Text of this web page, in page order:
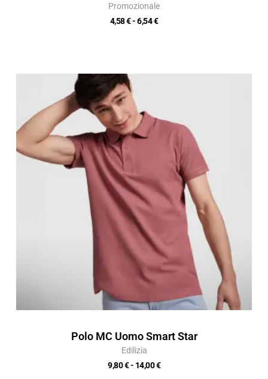
Promozionale
4,58€- 6,54€
Polo MC Uomo Smart Star
Edilizia
9,80€- 14,00€
da
14,00 €